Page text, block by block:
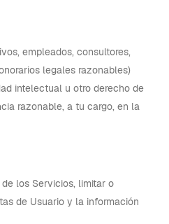
empleados, consultores,
legales razonables)
intelectual u otro derecho de
razonable, a tu cargo, en la
los Servicios, limitar o
de Usuario y la información